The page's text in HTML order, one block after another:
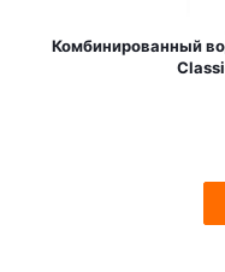
Комбинированный